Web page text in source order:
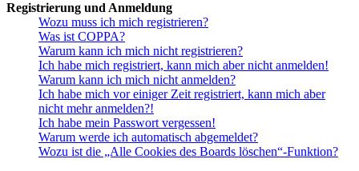
Registrierung und Anmeldung
Wozu muss ich mich registrieren?
Was ist COPPA?
Warum kann ich mich nicht registrieren?
Ich habe mich registriert, kann mich aber nicht anmelden!
Warum kann ich mich nicht anmelden?
Ich habe mich vor einiger Zeit registriert, kann mich aber
nicht mehr anmelden?!
Ich habe mein Passwort vergessen!
Warum werde ich automatisch abgemeldet?
Wozu ist die „Alle Cookies des Boards löschen“-Funktion?